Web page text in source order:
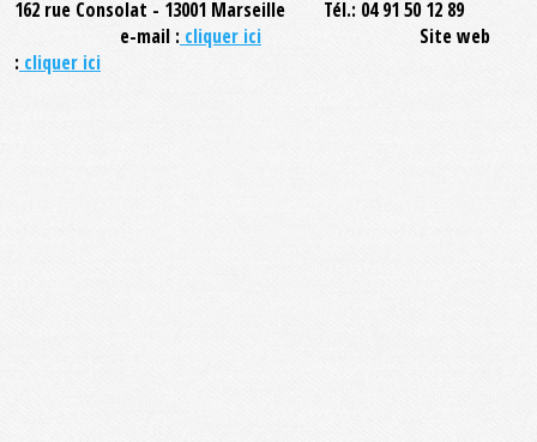
162 rue Consolat - 13001 Marseille Tél.: 04 91 50 12 89
e-mail : cliquer ici
Site web
: cliquer ici